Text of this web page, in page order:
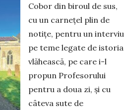
Cobor din biroul de sus,
cu un car­nețel plin de
notițe, pentru un interviu
pe teme legate de istoria
vlăhească, pe care i-l
propun Profesorului
pentru a doua zi, și cu
câteva sute de